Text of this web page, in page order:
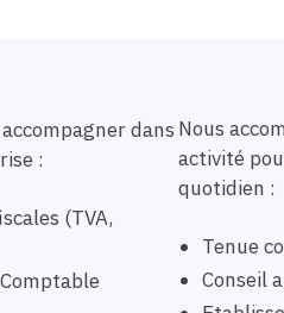
dans
:
(TVA,
Nous
activité
quotidien :
Tenue
Conseil